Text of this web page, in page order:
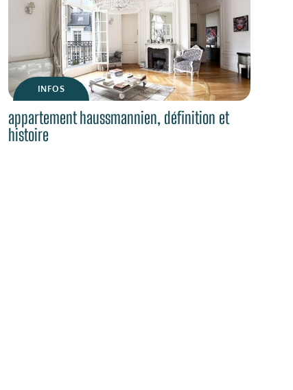
INFOS
appartement haussmannien, définition et
histoire